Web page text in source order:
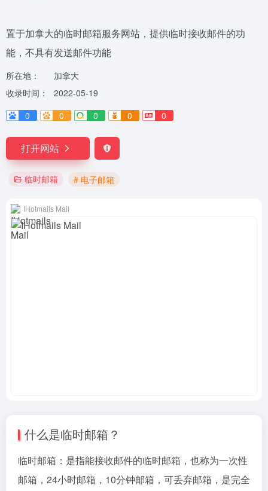
置于加拿大的临时邮箱服务网站，提供临时接收邮件的功
能，不具有发送邮件功能
所在地：
加拿大
收录时间：
2022-05-19
0
0 0 0 0
打开网站
临时邮箱 # 电子邮箱
IHotmails Mail
什么是临时邮箱？
临时邮箱：是指能接收邮件的临时邮箱，也称为一次性
邮箱，24小时邮箱，10分钟邮箱，可丢弃邮箱，是完全